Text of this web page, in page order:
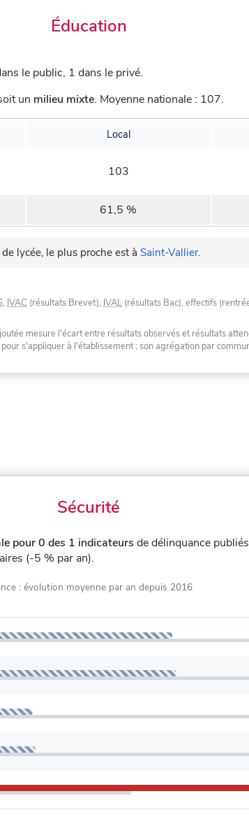
Éducation
le public, 1 dans le privé.
un milieu mixte. Moyenne nationale : 107.
Local
103
61,5 %
de lycée, le plus proche est à Saint-Vallier.
, IVAC (résultats Brevet), IVAL (résultats Bac), effectifs
mesure l'écart entre résultats observés et résultats
s'appliquer à l'établissement ; son agrégation par
Sécurité
pour 0 des 1 indicateurs de délinquance
(-5 % par an).
: évolution moyenne par an depuis 2016